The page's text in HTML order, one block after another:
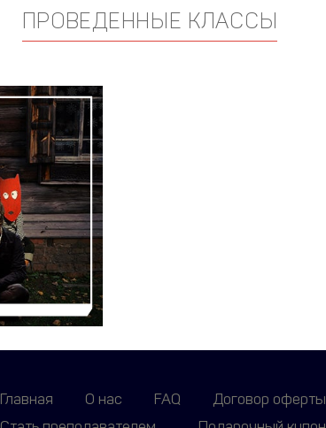
ПРОВЕДЕННЫЕ КЛАССЫ
Главная О нас FAQ
Договор оферты